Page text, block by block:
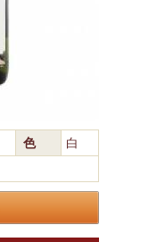
色
白